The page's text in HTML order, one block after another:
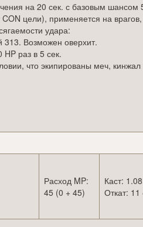
на 20 сек. с базовым шансом
цели), применяется на врагов,
удара:
313. Возможен оверхит.
раз в 5 сек.
что экипированы меч,
Расход MP:
45 (0 + 45)
Каст:
Откат: 11